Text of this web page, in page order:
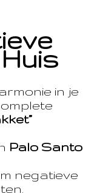
in je
Palo Santo
negatieve